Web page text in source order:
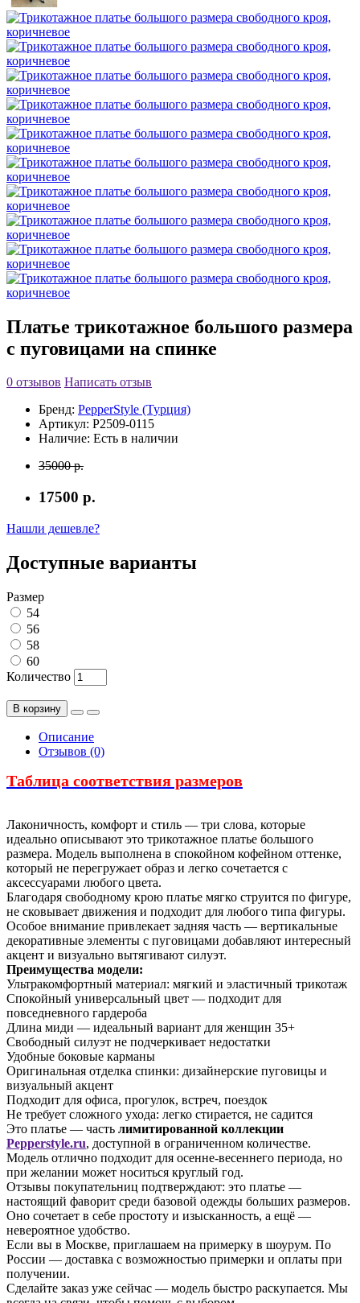
Платье трикотажное большого размера
с пуговицами на спинке
0 отзывов Написать отзыв
Бренд: PepperStyle (Турция)
Артикул: P2509-0115
Наличие: Есть в наличии
35000 р.
17500 р.
Нашли дешевле?
Доступные варианты
Размер
54
56
58
60
Количество
В корзину
Описание
Отзывов (0)
Таблица соответствия размеров
Лаконичность, комфорт и стиль — три слова, которые
идеально описывают это трикотажное платье большого
размера. Модель выполнена в спокойном кофейном оттенке,
который не перегружает образ и легко сочетается с
аксессуарами любого цвета.
Благодаря свободному крою платье мягко струится по фигуре,
не сковывает движения и подходит для любого типа фигуры.
Особое внимание привлекает задняя часть — вертикальные
декоративные элементы с пуговицами добавляют интересный
акцент и визуально вытягивают силуэт.
Преимущества модели:
Ультракомфортный материал: мягкий и эластичный трикотаж
Спокойный универсальный цвет — подходит для
повседневного гардероба
Длина миди — идеальный вариант для женщин 35+
Свободный силуэт не подчеркивает недостатки
Удобные боковые карманы
Оригинальная отделка спинки: дизайнерские пуговицы и
визуальный акцент
Подходит для офиса, прогулок, встреч, поездок
Не требует сложного ухода: легко стирается, не садится
Это платье — часть лимитированной коллекции
Pepperstyle.ru, доступной в ограниченном количестве.
Модель отлично подходит для осенне-весеннего периода, но
при желании может носиться круглый год.
Отзывы покупательниц подтверждают: это платье —
настоящий фаворит среди базовой одежды больших размеров.
Оно сочетает в себе простоту и изысканность, а ещё —
невероятное удобство.
Если вы в Москве, приглашаем на примерку в шоурум. По
России — доставка с возможностью примерки и оплаты при
получении.
Сделайте заказ уже сейчас — модель быстро раскупается. Мы